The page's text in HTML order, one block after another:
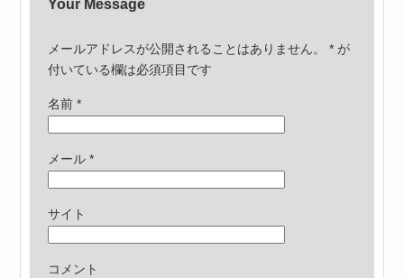
Your Message
メールアドレスが公開されることはありません。 * が
付いている欄は必須項目です
名前*
メール*
サイト
コメント